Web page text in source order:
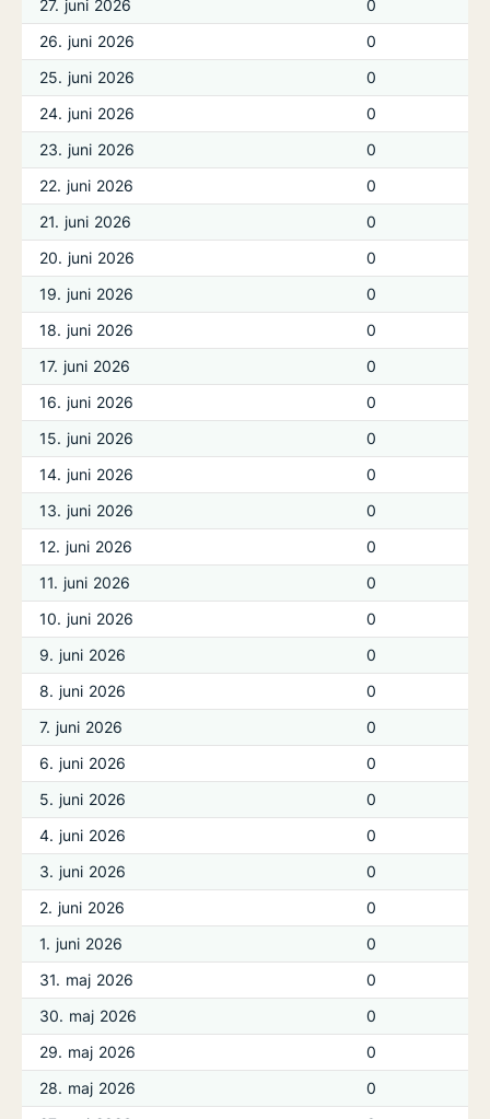
27. juni 2026
0
26. juni 2026
0
25. juni 2026
0
24. juni 2026
0
23. juni 2026
0
22. juni 2026
0
21. juni 2026
0
20. juni 2026
0
19. juni 2026
0
18. juni 2026
0
17. juni 2026
0
16. juni 2026
0
15. juni 2026
0
14. juni 2026
0
13. juni 2026
0
12. juni 2026
0
11. juni 2026
0
10. juni 2026
0
9. juni 2026
0
8. juni 2026
0
7. juni 2026
0
6. juni 2026
0
5. juni 2026
0
4. juni 2026
0
3. juni 2026
0
2. juni 2026
0
1. juni 2026
0
31. maj 2026
0
30. maj 2026
0
29. maj 2026
0
28. maj 2026
0